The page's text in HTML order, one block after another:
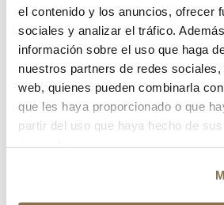
el contenido y los anuncios, ofrecer
sociales y analizar el tráfico.
información sobre el uso que haga
nuestros partners de redes
web, quienes pueden combinarla
que les haya proporcionado o que
partir del uso que haya hecho de
¿Has olvidado tu contraseña?